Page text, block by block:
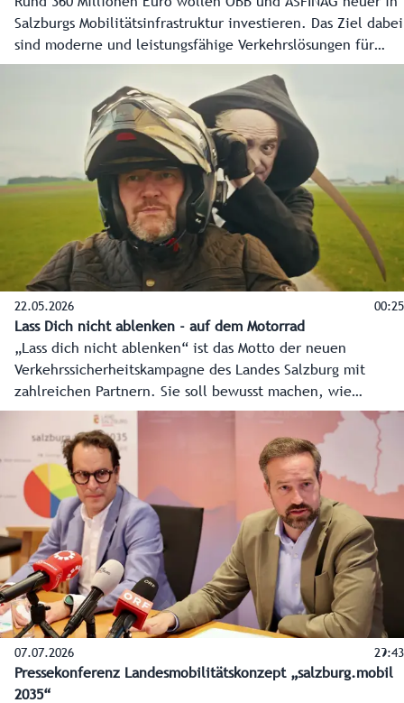
Salzburgs Mobilitätsinfrastruktur investieren. Das Ziel dabei
sind moderne und leistungsfähige Verkehrslösungen für
Bus, Bahn und Straße. Die Details des 360 Millionen Euro
schweren Mobilitätspakets für Salzburg haben
Landeshauptfrau Karoline Edtstadler und Verkehrsminister
Peter Hanke gemeinsam mit ÖBB und ASFINAG in einer
Pressekonferenz präsentiert.
22.05.2026 00:25
Lass Dich nicht ablenken - auf dem Motorrad
„Lass dich nicht ablenken“ ist das Motto der neuen
Verkehrssicherheitskampagne des Landes Salzburg mit
zahlreichen Partnern. Sie soll bewusst machen, wie
gefährlich Ablenkung, eine der häufigsten Unfallursachen,
im Straßenverkehr ist.
07.07.2026 29:43
Pressekonferenz Landesmobilitätskonzept „salzburg.mobil
2035“